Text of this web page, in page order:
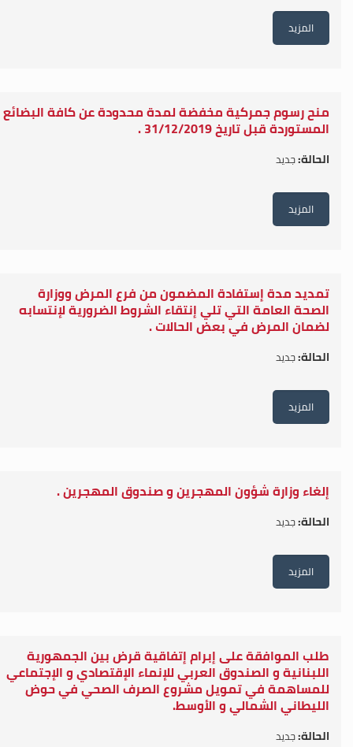
المزيد
منح رسوم جمركية مخفضة لمدة محدودة عن كافة البضائع
المستوردة قبل تاريخ 31/12/2019 .
الحالة:جديد
المزيد
تمديد مدة إستفادة المضمون من فرع المرض ووزارة
الصحة العامة التي تلي إنتقاء الشروط الضرورية لإنتسابه
لضمان المرض في بعض الحالات .
الحالة:جديد
المزيد
إلغاء وزارة شؤون المهجرين و صندوق المهجرين .
الحالة:جديد
المزيد
طلب الموافقة على إبرام إتفاقية قرض بين الجمهورية
اللبنانية و الصندوق العربي للإنماء الإقتصادي و الإجتماعي
للمساهمة في تمويل مشروع الصرف الصحي في حوض
الليطاني الشمالي و الأوسط.
الحالة:جديد